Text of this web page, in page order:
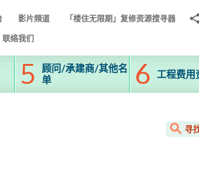
影片頻道 「楼住无限期」复修资源搜寻器
分
联络我们
顾问/承建商/其他名
单
工程费用
寻